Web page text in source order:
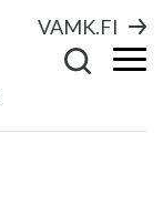
VAMK.FI